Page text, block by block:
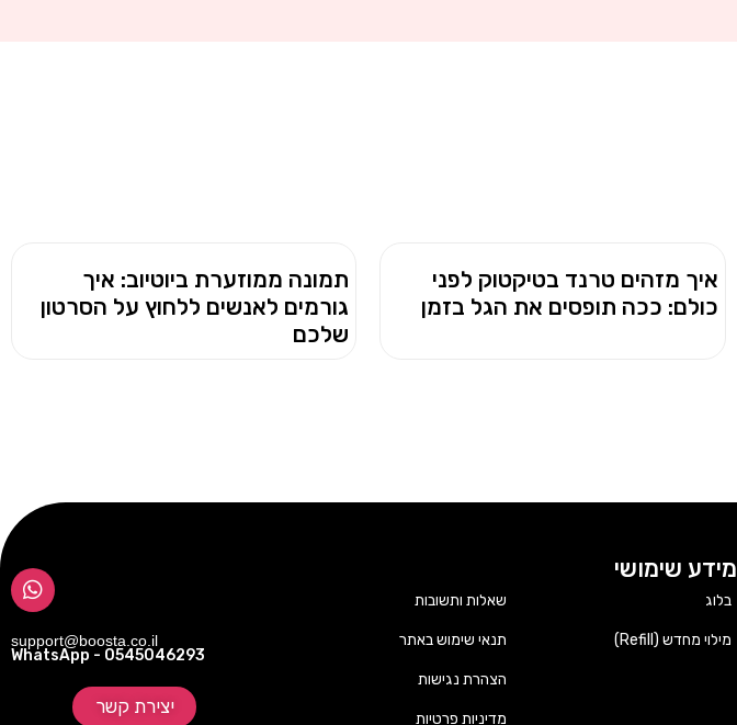
איך מזהים טרנד בטיקטוק לפני
כולם: ככה תופסים את הגל בזמן
תמונה ממוזערת ביוטיוב: איך
גורמים לאנשים ללחוץ על הסרטון
שלכם
מידע שימושי
בלוג
מילוי מחדש (Refill)
שאלות ותשובות
תנאי שימוש באתר
הצהרת נגישות
מדיניות פרטיות
support@boosta.co.il
WhatsApp - 0545046293
יצירת קשר